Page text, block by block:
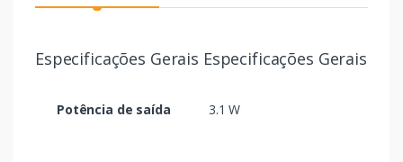
Especificações Gerais Especificações Gerais
Potência de saída 3.1 W